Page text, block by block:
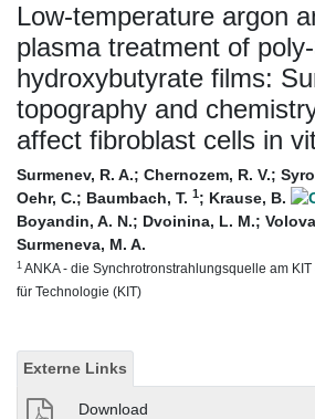
Low-temperature argon
plasma treatment of
hydroxybutyrate films:
topography and
affect fibroblast cells in
Surmenev, R. A.; Chernozem, R. V.;
Oehr, C.; Baumbach, T. 1; Krause, B.
Boyandin, A. N.; Dvoinina, L. M.;
Surmeneva, M. A.
1 ANKA - die Synchrotronstrahlungsquelle am
für Technologie (KIT)
Externe Links
Download